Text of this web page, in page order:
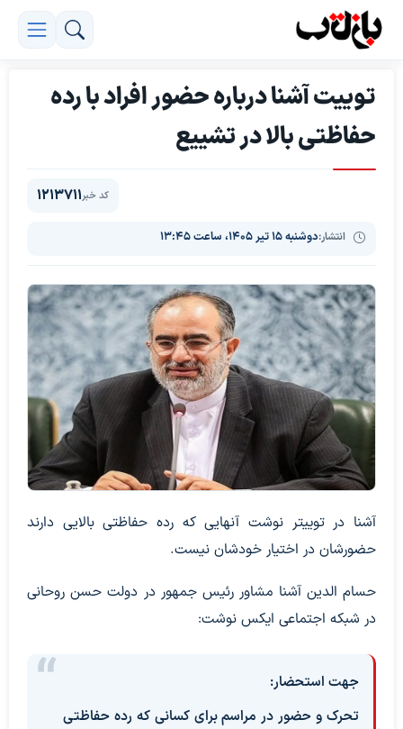
توییت آشنا درباره حضور افراد با رده
حفاظتی بالا در تشییع
انتشار:دوشنبه ۱۵ تیر ۱۴۰۵، ساعت ۱۳:۴۵
کد خبر1213711
آشنا در توییتر نوشت آنهایی که رده حفاظتی بالایی دارند
حضورشان در اختیار خودشان نیست.
حسام الدین آشنا مشاور رئیس جمهور در دولت حسن روحانی
در شبکه اجتماعی ایکس نوشت:
جهت استحضار:
تحرک و حضور در مراسم برای کسانی که رده حفاظتی